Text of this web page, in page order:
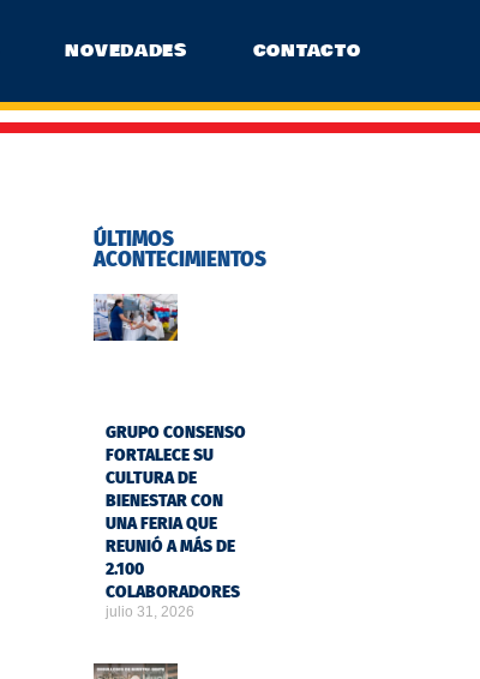
NOVEDADES CONTACTO
ÚLTIMOS
ACONTECIMIENTOS
GRUPO CONSENSO
FORTALECE SU
CULTURA DE
BIENESTAR CON
UNA FERIA QUE
REUNIÓ A MÁS DE
2.100
COLABORADORES
julio 31, 2026